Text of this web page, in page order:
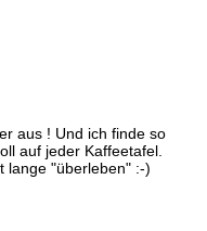
aus ! Und ich finde so
auf jeder Kaffeetafel.
lange "überleben" :-)